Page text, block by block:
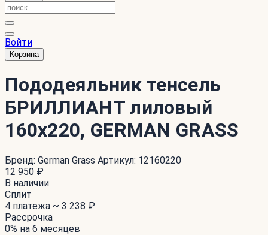
Войти
Корзина
Пододеяльник тенсель
БРИЛЛИАНТ лиловый
160x220, GERMAN GRASS
Бренд: German Grass Артикул: 12160220
12 950 ₽
В наличии
Сплит
4 платежа ~ 3 238 ₽
Рассрочка
0% на 6 месяцев